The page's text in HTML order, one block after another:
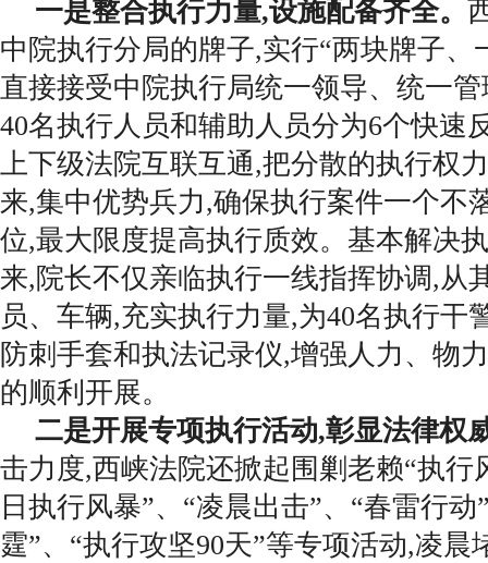
一是整合执行力量,设施配备齐全。
中院执行分局的牌子,实行“两块牌子、
直接接受中院执行局统一领导、统一
40名执行人员和辅助人员分为6个快速
上下级法院互联互通,把分散的执行权
来,集中优势兵力,确保执行案件一个不
位,最大限度提高执行质效。基本解决
来,院长不仅亲临执行一线指挥协调,从
员、车辆,充实执行力量,为40名执行干
防刺手套和执法记录仪,增强人力、物
的顺利开展。
二是开展专项执行活动,彰显法律权
击力度,西峡法院还掀起围剿老赖“执行
日执行风暴”、“凌晨出击”、“春雷行动
霆”、“执行攻坚90天”等专项活动,凌晨